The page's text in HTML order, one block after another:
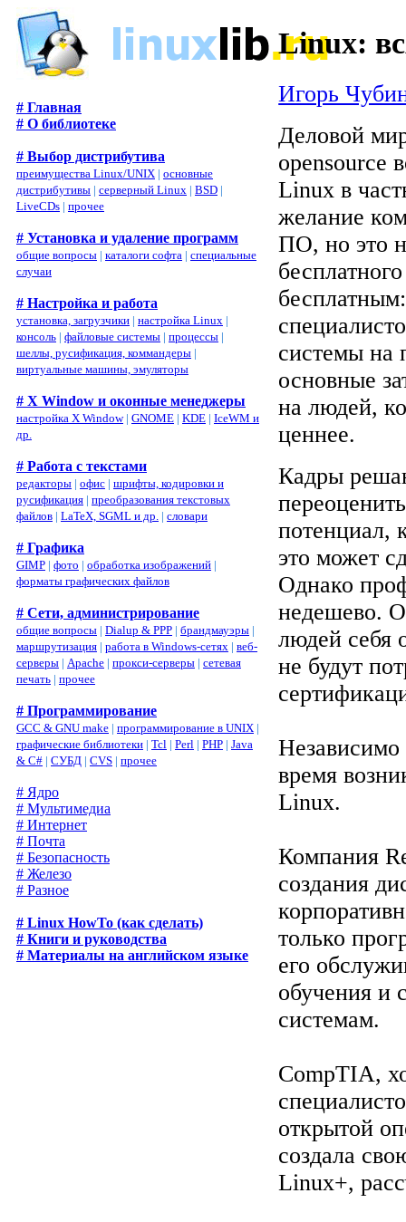
# Главная
# О библиотеке
# Выбор дистрибутива
преимущества Linux/UNIX | основные
дистрибутивы | серверный Linux | BSD |
LiveCDs | прочее
# Установка и удаление программ
общие вопросы | каталоги софта | специальные
случаи
# Настройка и работа
установка, загрузчики | настройка Linux |
консоль | файловые системы | процессы |
шеллы, русификация, коммандеры |
виртуальные машины, эмуляторы
# X Window и оконные менеджеры
настройка X Window| GNOME | KDE | IceWM и
др.
# Работа с текстами
редакторы | офис | шрифты, кодировки и
русификация | преобразования текстовых
файлов | LaTeX, SGML и др. | словари
# Графика
GIMP | фото | обработка изображений |
форматы графических файлов
# Сети, администрирование
общие вопросы | Dialup & PPP | брандмауэры |
маршрутизация | работа в Windows-сетях | веб-
серверы | Apache | прокси-серверы | сетевая
печать | прочее
# Программирование
GCC & GNU make | программирование в UNIX |
графические библиотеки | Tcl | Perl | PHP | Java
& C# | СУБД | CVS | прочее
# Ядро
# Мультимедиа
# Интернет
# Почта
# Безопасность
# Железо
# Разное
# Linux HowTo (как сделать)
# Книги и руководства
# Материалы на английском языке
Linux:
Игорь
Деловой
opensource
Linux в
желание
ПО, но это
системы на
основные
на людей,
ценнее.
Кадры
потенциал,
это может
Однако
недешево.
людей себя
не будут
Независимо
время
Linux.
Компания
создания
только
его
обучения и
системам.
CompTIA,
открытой
создала
Linux+,